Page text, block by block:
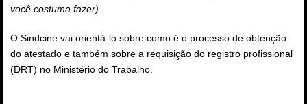
você costuma fazer).
O Sindcine vai orientá-lo sobre como é o processo de obtenção
do atestado e também sobre a requisição do registro profissional
(DRT) no Ministério do Trabalho.